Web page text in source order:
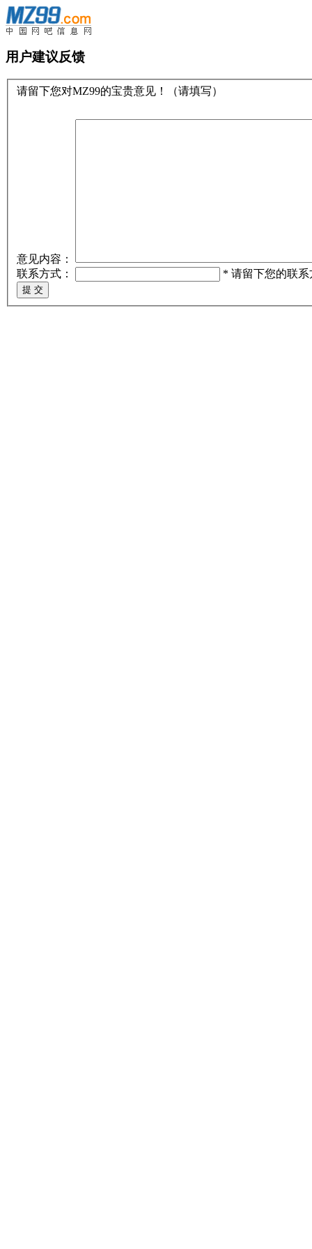
用户建议反馈
请留下您对MZ99的宝贵意见！（请填写）
意见内容：
联系方式：
* 请留下您的联